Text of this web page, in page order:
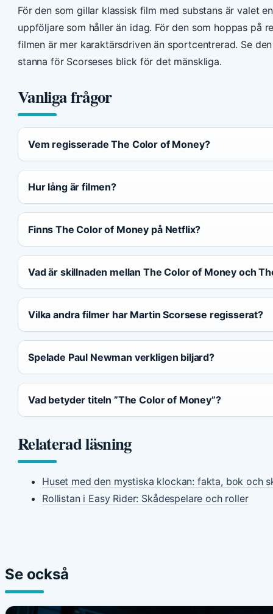
För den som gillar klassisk film med substans är valet
uppföljare som håller än idag. För den som hoppas på
filmen är mer karaktärsdriven än sportcentrerad. Se
stanna för Scorseses blick för det mänskliga.
Vanliga frågor
Vem regisserade The Color of Money?
Hur lång är filmen?
Finns The Color of Money på Netflix?
Vad är skillnaden mellan The Color of Money och
Vilka andra filmer har Martin Scorsese regisserat?
Spelade Paul Newman verkligen biljard?
Vad betyder titeln ”The Color of Money”?
Relaterad läsning
Huset med den mystiska klockan: fakta, bok och
Rollistan i Easy Rider: Skådespelare och roller
Se också